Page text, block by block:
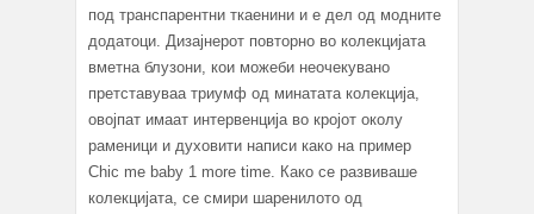
под транспарентни ткаенини и е дел од модните
додатоци. Дизајнерот повторно во колекцијата
вметна блузони, кои можеби неочекувано
претставуваа триумф од минатата колекција,
овојпат имаат интервенција во кројот околу
раменици и духовити написи како на пример
Chic me baby 1 more time. Како се развиваше
колекцијата, се смири шаренилото од